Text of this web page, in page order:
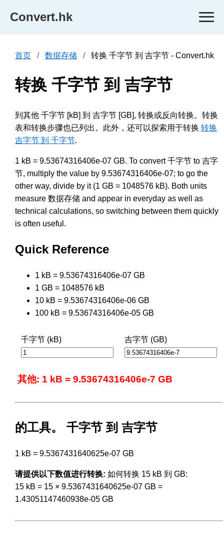
Convert.hk
首页 数据存储 转换 千字节 到 吉字节 - Convert.hk
转换 千字节 到 吉字节
到其他 千字节 [kB] 到 吉字节 [GB], 转换或反向转换。转换
表和转换步骤也已列出。此外，还可以探索用于转换 转换
吉字节 到 千字节.
1 kB = 9.53674316406e-07 GB. To convert 千字节 to 吉字
节, multiply the value by 9.53674316406e-07; to go the
other way, divide by it (1 GB = 1048576 kB). Both units
measure 数据存储 and appear in everyday as well as
technical calculations, so switching between them quickly
is often useful.
Quick Reference
1 kB = 9.53674316406e-07 GB
1 GB = 1048576 kB
10 kB = 9.53674316406e-06 GB
100 kB = 9.53674316406e-05 GB
千字节 (kB) 吉字节 (GB)
其他: 1 kB = 9.53674316406e-7 GB
的工具。 千字节 到 吉字节
1 kB = 9.5367431640625e-07 GB
请提供以下数值进行转换: 如何转换 15 kB 到 GB:
15 kB = 15 × 9.5367431640625e-07 GB =
1.43051147460938e-05 GB